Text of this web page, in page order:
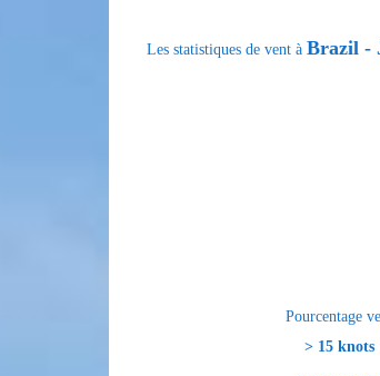
Les statistiques de vent à Brazil -
Pourcentage
> 15 knots